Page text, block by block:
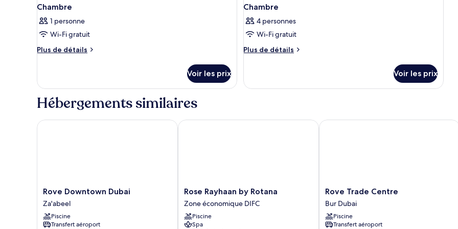
Chambre
1 personne
Wi-Fi gratuit
Plus de détails
Plus
le
type
de
Chambre
Voir les prix
Chambre
4 personnes
Wi-Fi gratuit
Plus de détails
Plus
le
Chambre
Voir les prix
Hébergements similaires
Rove
Downtown
Dubai
Za'abeel
Rove Downtown Dubai
Za'abeel
Piscine
Transfert aéroport
Rove Downtown Dubai
Rose
Rayhaan
by
Rotana
Zone
Rose Rayhaan by Rotana
Zone économique DIFC
Piscine
Spa
Rose Rayhaan by Rotana
Rove
Trade
Centre
Bur
Dubai
Rove Trade Centre
Bur Dubai
Piscine
Transfert aéroport
Rove Trade Centre